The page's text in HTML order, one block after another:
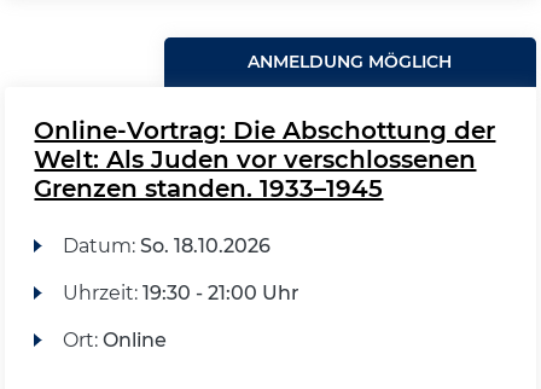
ANMELDUNG MÖGLICH
Online-Vortrag: Die Abschottung der
Welt: Als Juden vor verschlossenen
Grenzen standen. 1933–1945
Datum: So. 18.10.2026
Uhrzeit: 19:30 - 21:00 Uhr
Ort: Online